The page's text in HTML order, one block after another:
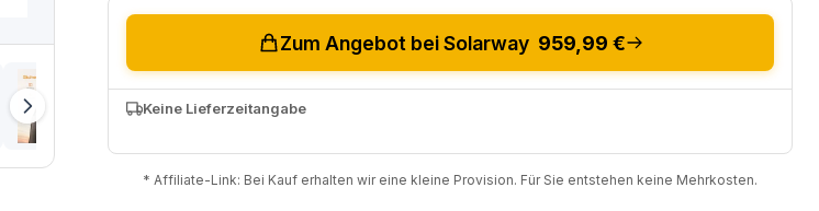
Zum Angebot bei Solarway 959,99 €
Keine Lieferzeitangabe
* Affiliate-Link: Bei Kauf erhalten wir eine kleine Provision. Für Sie entstehen keine Mehrkosten.